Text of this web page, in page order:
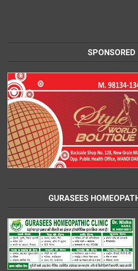
SPONSORED
GURASEES